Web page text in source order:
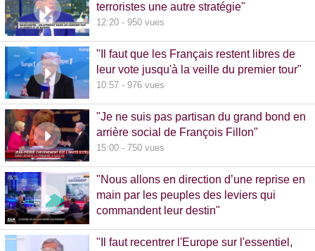
terroristes une autre stratégie"
12:20 - 950 vues
"Il faut que les Français restent libres de
leur vote jusqu'à la veille du premier tour"
10:57 - 976 vues
"Je ne suis pas partisan du grand bond en
arrière social de François Fillon"
15:00 - 750 vues
"Nous allons en direction d’une reprise en
main par les peuples des leviers qui
commandent leur destin"
"Il faut recentrer l'Europe sur l'essentiel,